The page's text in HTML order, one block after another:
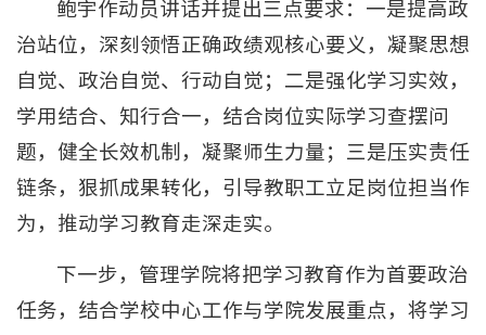
鲍宇作动员讲话并提出三点要求：一是提高政
治站位，深刻领悟正确政绩观核心要义，凝聚思想
自觉、政治自觉、行动自觉；二是强化学习实效，
学用结合、知行合一，结合岗位实际学习查摆问
题，健全长效机制，凝聚师生力量；三是压实责任
链条，狠抓成果转化，引导教职工立足岗位担当作
为，推动学习教育走深走实。
下一步，管理学院将把学习教育作为首要政治
任务，结合学校中心工作与学院发展重点，将学习